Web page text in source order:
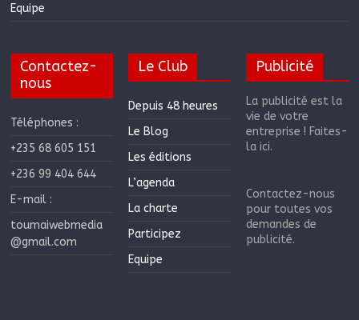
Equipe
Contactez-
nous
Téléphones :
+235 68 605 151
+236 99 404 644
E-mail :
toumaiwebmedia
@gmail.com
Le Club
Depuis 48 heures
Le Blog
Les éditions
L’agenda
La charte
Participez
Equipe
Publicité
La publicité est la
vie de votre
entreprise ! Faites-
la ici.
Contactez-nous
pour toutes vos
demandes de
publicité.